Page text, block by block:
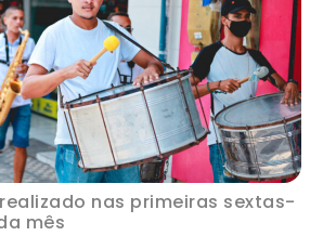
nas primeiras sextas-
mês